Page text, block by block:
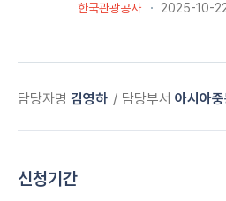
한국관광공사 2025-10-
담당자명 김영하 담당부서 아시아
신청기간